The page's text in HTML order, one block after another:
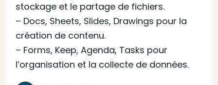
stockage et le partage de fichiers.
– Docs, Sheets, Slides, Drawings pour la
création de contenu.
– Forms, Keep, Agenda, Tasks pour
l’organisation et la collecte de données.